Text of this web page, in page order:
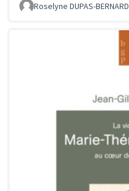
Roselyne DUPAS-BERNARD